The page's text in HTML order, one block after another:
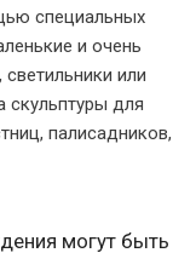
специальных
и очень
или
скульптуры для
палисадников,
могут быть